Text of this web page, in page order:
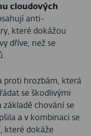
cloudových
anti-
které dokážou
dříve, než se
proti hrozbám, která
se škodlivými
chování se
a v kombinaci se
které dokáže